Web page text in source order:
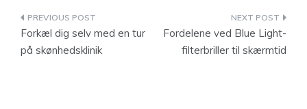
Indlægsnavigation
Forkæl dig selv med en tur
på skønhedsklinik
Fordelene ved Blue Light-
filterbriller til skærmtid